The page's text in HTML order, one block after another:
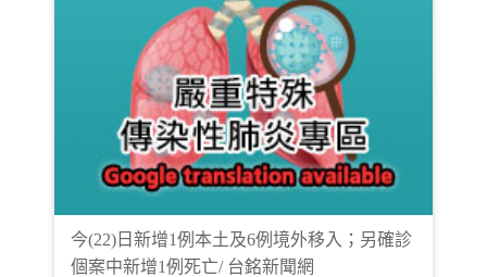
今(22)日新增1例本土及6例境外移入；另確診
個案中新增1例死亡/ 台銘新聞網